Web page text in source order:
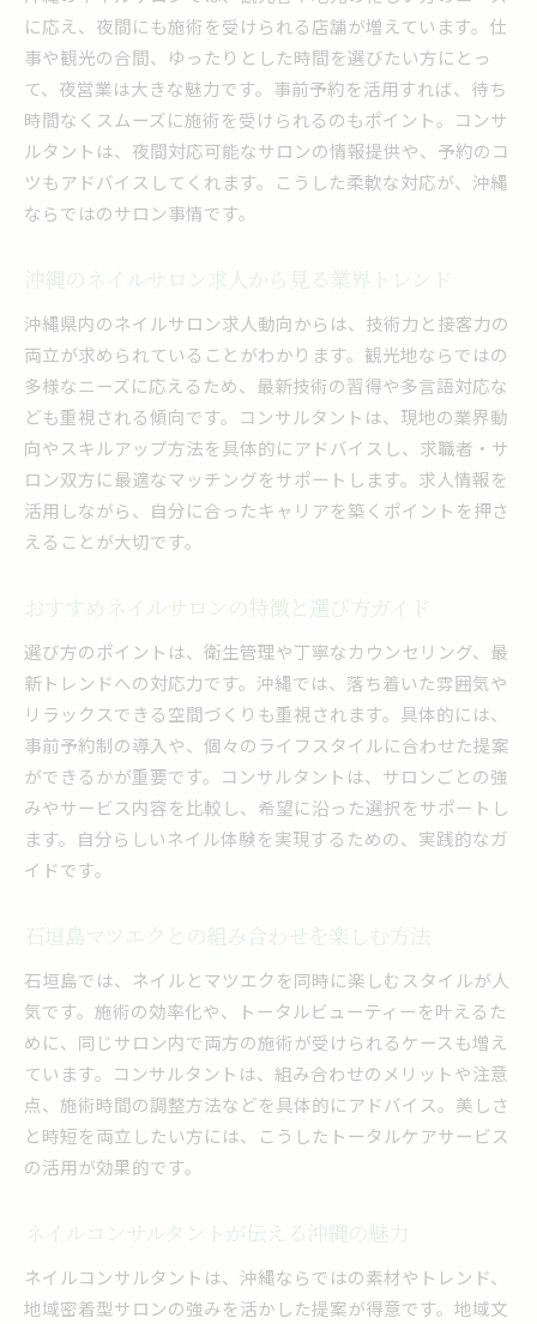
に応え、夜間にも施術を受けられる店舗が増えています。仕
事や観光の合間、ゆったりとした時間を選びたい方にとっ
て、夜営業は大きな魅力です。事前予約を活用すれば、待ち
時間なくスムーズに施術を受けられるのもポイント。コンサ
ルタントは、夜間対応可能なサロンの情報提供や、予約のコ
ツもアドバイスしてくれます。こうした柔軟な対応が、沖縄
ならではのサロン事情です。
沖縄のネイルサロン求人から見る業界トレンド
沖縄県内のネイルサロン求人動向からは、技術力と接客力の
両立が求められていることがわかります。観光地ならではの
多様なニーズに応えるため、最新技術の習得や多言語対応な
ども重視される傾向です。コンサルタントは、現地の業界動
向やスキルアップ方法を具体的にアドバイスし、求職者・サ
ロン双方に最適なマッチングをサポートします。求人情報を
活用しながら、自分に合ったキャリアを築くポイントを押さ
えることが大切です。
おすすめネイルサロンの特徴と選び方ガイド
選び方のポイントは、衛生管理や丁寧なカウンセリング、最
新トレンドへの対応力です。沖縄では、落ち着いた雰囲気や
リラックスできる空間づくりも重視されます。具体的には、
事前予約制の導入や、個々のライフスタイルに合わせた提案
ができるかが重要です。コンサルタントは、サロンごとの強
みやサービス内容を比較し、希望に沿った選択をサポートし
ます。自分らしいネイル体験を実現するための、実践的なガ
イドです。
石垣島マツエクとの組み合わせを楽しむ方法
石垣島では、ネイルとマツエクを同時に楽しむスタイルが人
気です。施術の効率化や、トータルビューティーを叶えるた
めに、同じサロン内で両方の施術が受けられるケースも増え
ています。コンサルタントは、組み合わせのメリットや注意
点、施術時間の調整方法などを具体的にアドバイス。美しさ
と時短を両立したい方には、こうしたトータルケアサービス
の活用が効果的です。
ネイルコンサルタントが伝える沖縄の魅力
ネイルコンサルタントは、沖縄ならではの素材やトレンド、
地域密着型サロンの強みを活かした提案が得意です。地域文